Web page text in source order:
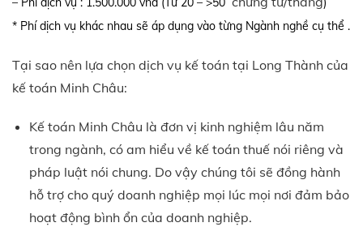
* Phí dịch vụ khác nhau sẽ áp dụng vào từng Ngành nghề cụ thể .
Tại sao nên lựa chọn dịch vụ kế toán tại Long Thành của
kế toán Minh Châu:
Kế toán Minh Châu là đơn vị kinh nghiệm lâu năm
trong ngành, có am hiểu về kế toán thuế nói riêng và
pháp luật nói chung. Do vậy chúng tôi sẽ đồng hành
hỗ trợ cho quý doanh nghiệp mọi lúc mọi nơi đảm bảo
hoạt động bình ổn của doanh nghiệp.